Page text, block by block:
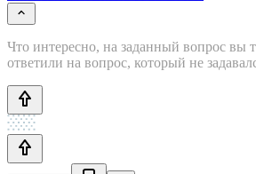
Что интересно, на заданный вопрос вы
ответили на вопрос, который не